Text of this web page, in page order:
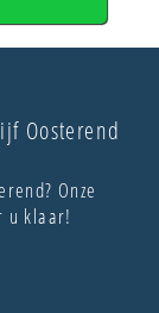
Oosterend
Onze
u klaar!